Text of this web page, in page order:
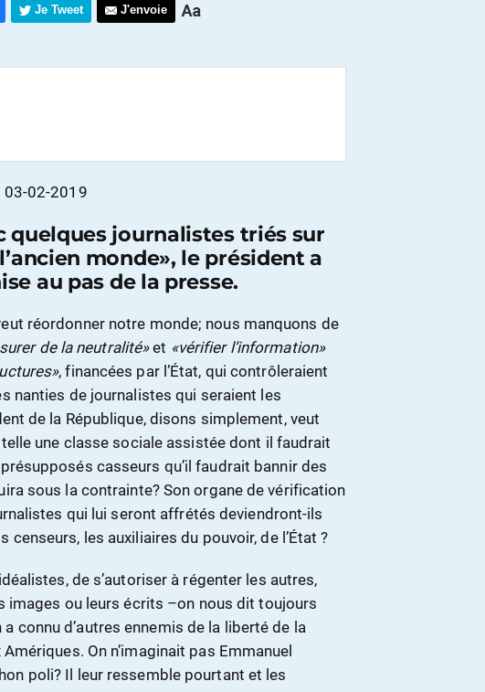
Je Tweet J'envoie
03-02-2019
quelques journalistes triés sur
monde», le président a
au pas de la presse.
réordonner notre monde; nous manquons de
de la neutralité»et «vérifier l’information»
, financées par l’État, qui contrôleraient
nanties de journalistes qui seraient les
de la République, disons simplement, veut
une classe sociale assistée dont il faudrait
casseurs qu’il faudrait bannir des
sous la contrainte? Son organe de vérification
qui lui seront affrétés deviendront-ils
les auxiliaires du pouvoir, de l’État ?
de s’autoriser à régenter les autres,
images ou leurs écrits –on nous dit toujours
connu d’autres ennemis de la liberté de la
On n’imaginait pas Emmanuel
poli? Il leur ressemble pourtant et les